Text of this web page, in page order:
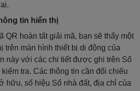
tin hiển thị
QR hoàn tất giải mã, bạn sẽ thấy một
trên màn hình thiết bị di động của
này với các chi tiết được ghi trên Sổ
tra. Các thông tin cần đối chiếu
hữu, số hiệu Sổ nhà đất, địa chỉ của